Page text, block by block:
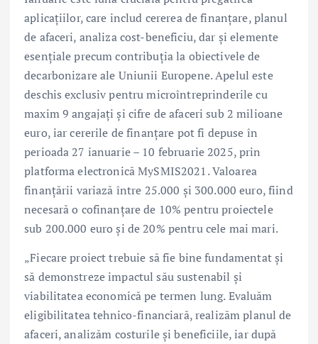
aplicațiilor, care includ cererea de finanțare, planul
de afaceri, analiza cost-beneficiu, dar și elemente
esențiale precum contribuția la obiectivele de
decarbonizare ale Uniunii Europene. Apelul este
deschis exclusiv pentru microîntreprinderile cu
maxim 9 angajați și cifre de afaceri sub 2 milioane
euro, iar cererile de finanțare pot fi depuse în
perioada 27 ianuarie – 10 februarie 2025, prin
platforma electronică MySMIS2021. Valoarea
finanțării variază între 25.000 și 300.000 euro, fiind
necesară o cofinanțare de 10% pentru proiectele
sub 200.000 euro și de 20% pentru cele mai mari.
„Fiecare proiect trebuie să fie bine fundamentat și
să demonstreze impactul său sustenabil și
viabilitatea economică pe termen lung. Evaluăm
eligibilitatea tehnico-financiară, realizăm planul de
afaceri, analizăm costurile și beneficiile, iar după